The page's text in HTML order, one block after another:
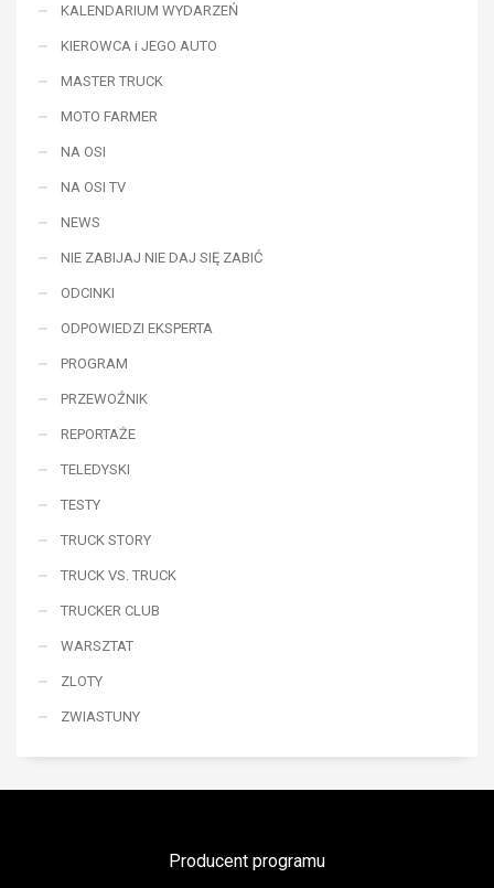
KALENDARIUM WYDARZEŃ
KIEROWCA i JEGO AUTO
MASTER TRUCK
MOTO FARMER
NA OSI
NA OSI TV
NEWS
NIE ZABIJAJ NIE DAJ SIĘ ZABIĆ
ODCINKI
ODPOWIEDZI EKSPERTA
PROGRAM
PRZEWOŹNIK
REPORTAŻE
TELEDYSKI
TESTY
TRUCK STORY
TRUCK VS. TRUCK
TRUCKER CLUB
WARSZTAT
ZLOTY
ZWIASTUNY
Producent programu